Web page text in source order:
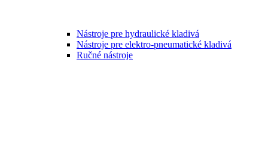
Nástroje pre hydraulické kladivá
Nástroje pre elektro-pneumatické kladivá
Ručné nástroje